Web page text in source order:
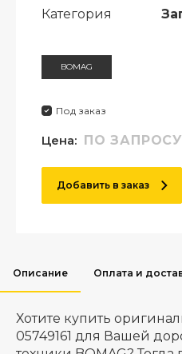
Категория
BOMAG
Под заказ
Цена: ПО ЗАПРОСУ
Добавить в заказ
Описание Оплата и
Хотите купить
05749161 для Вашей